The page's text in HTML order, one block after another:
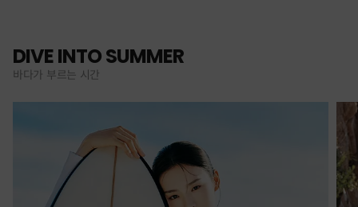
DIVE INTO SUMMER
바다가 부르는 시간